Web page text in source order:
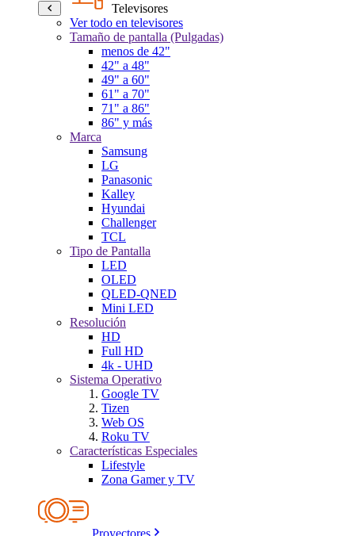
Televisores
Ver todo en televisores
Tamaño de pantalla (Pulgadas)
menos de 42"
42" a 48"
49" a 60"
61" a 70"
71" a 86"
86" y más
Marca
Samsung
LG
Panasonic
Kalley
Hyundai
Challenger
TCL
Tipo de Pantalla
LED
OLED
QLED-QNED
Mini LED
Resolución
HD
Full HD
4k - UHD
Sistema Operativo
Google TV
Tizen
Web OS
Roku TV
Características Especiales
Lifestyle
Zona Gamer y TV
Proyectores